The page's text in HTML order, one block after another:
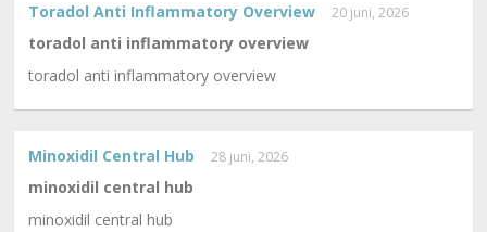
Toradol Anti Inflammatory Overview 20 juni, 2026
toradol anti inflammatory overview
toradol anti inflammatory overview
Minoxidil Central Hub 28 juni, 2026
minoxidil central hub
minoxidil central hub